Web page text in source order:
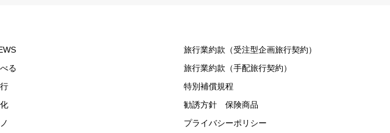
る
旅行業約款（受注型企画旅行契約）
旅行業約款（手配旅行契約）
特別補償規程
勧誘方針 保険商品
プライバシーポリシー